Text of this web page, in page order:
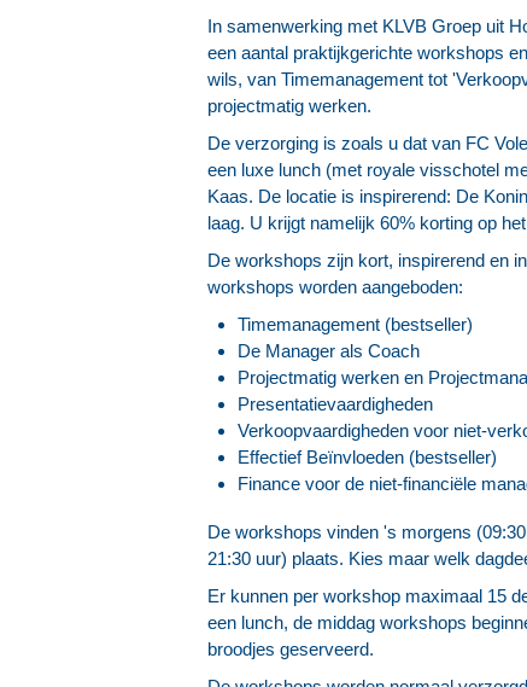
In samenwerking met KLVB Groep uit
een aantal praktijkgerichte workshops
wils, van Timemanagement tot
projectmatig werken.
De verzorging is zoals u dat van FC
een luxe lunch (met royale visschotel
Kaas. De locatie is inspirerend: De
laag. U krijgt namelijk 60% korting op
De workshops zijn kort, inspirerend en
workshops worden aangeboden:
Timemanagement (bestseller)
De Manager als Coach
Projectmatig werken en
Presentatievaardigheden
Verkoopvaardigheden voor niet-
Effectief Beïnvloeden (bestseller)
Finance voor de niet-financiële
De workshops vinden 's morgens
21:30 uur) plaats. Kies maar welk
Er kunnen per workshop maximaal 15
een lunch, de middag workshops
broodjes geserveerd.